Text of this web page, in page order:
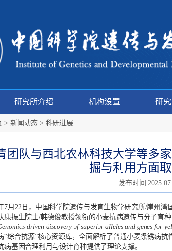
研究所介绍 机构设置 研
> 新闻动态 > 科研进展
团队与西北农林科技大学等多
掘与利用方面
发布时间
22日，中国科学院遗传与发育生物学研究所/崖州湾
康振生院士/韩德俊教授领衔的小麦抗病遗传与分子育
driven discovery of superior alleles and genes for
“综合抗源”核心资源库，全面解析了普通小麦条锈病
病基因合理利用与设计育种提供了理论支撑。